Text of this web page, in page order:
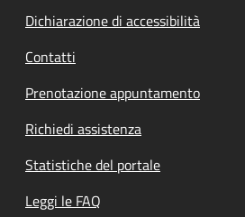
Dichiarazione di accessibilità
Contatti
Prenotazione appuntamento
Richiedi assistenza
Statistiche del portale
Leggi le FAQ